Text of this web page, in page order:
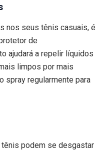
nos seus tênis casuais, é
de
ajudará a repelir líquidos
limpos por mais
spray regularmente para
podem se desgastar